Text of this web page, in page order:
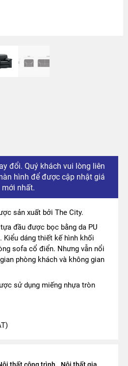
đổi. Quý khách vui lòng liên
hình để được cập nhật giá
mới nhất.
sản xuất bởi The City.
đầu được bọc bằng da PU
Kiểu dáng thiết kế hình khối
sofa cổ điển. Nhưng vẫn nổi
phòng khách và không gian
sử dụng miếng nhựa tròn